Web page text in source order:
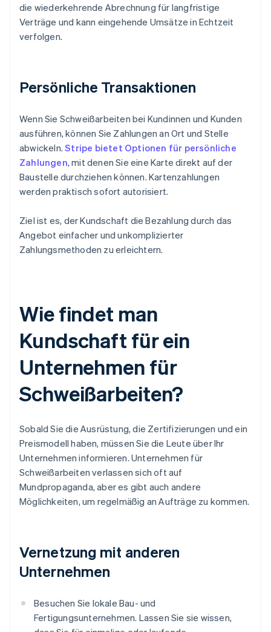
die wiederkehrende Abrechnung für langfristige
Verträge und kann eingehende Umsätze in Echtzeit
verfolgen.
Persönliche Transaktionen
Wenn Sie Schweißarbeiten bei Kundinnen und Kunden
ausführen, können Sie Zahlungen an Ort und Stelle
abwickeln.Stripe bietet Optionen für persönliche
Zahlungen, mit denen Sie eine Karte direkt auf der
Baustelle durchziehen können. Kartenzahlungen
werden praktisch sofort autorisiert.
Ziel ist es, der Kundschaft die Bezahlung durch das
Angebot einfacher und unkomplizierter
Zahlungsmethoden zu erleichtern.
Wie findet man
Kundschaft für ein
Unternehmen für
Schweißarbeiten?
Sobald Sie die Ausrüstung, die Zertifizierungen und ein
Preismodell haben, müssen Sie die Leute über Ihr
Unternehmen informieren. Unternehmen für
Schweißarbeiten verlassen sich oft auf
Mundpropaganda, aber es gibt auch andere
Möglichkeiten, um regelmäßig an Aufträge zu kommen.
Vernetzung mit anderen
Unternehmen
Besuchen Sie lokale Bau- und
Fertigungsunternehmen. Lassen Sie sie wissen,